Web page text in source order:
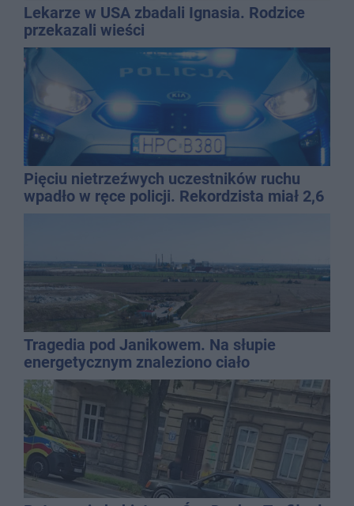
Lekarze w USA zbadali Ignasia. Rodzice
przekazali wieści
Pięciu nietrzeźwych uczestników ruchu
wpadło w ręce policji. Rekordzista miał 2,6
Tragedia pod Janikowem. Na słupie
energetycznym znaleziono ciało
mężczyzny